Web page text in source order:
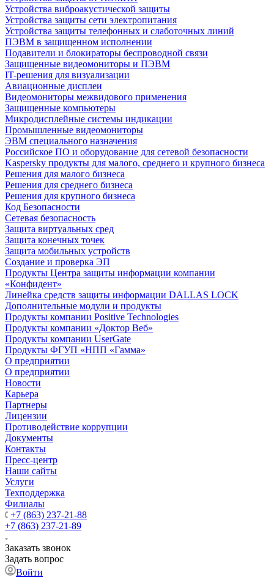
Устройства виброакустической защиты
Устройства защиты сети электропитания
Устройства защиты телефонных и слаботочных линий
ПЭВМ в защищенном исполнении
Подавители и блокираторы беспроводной связи
Защищенные видеомониторы и ПЭВМ
IT-решения для визуализации
Авиационные дисплеи
Видеомониторы межвидового применения
Защищенные компьютеры
Микродисплейные системы индикации
Промышленные видеомониторы
ЭВМ специального назначения
Российское ПО и оборудование для сетевой безопасности
Kaspersky продукты для малого, среднего и крупного бизнеса
Решения для малого бизнеса
Решения для среднего бизнеса
Решения для крупного бизнеса
Код Безопасности
Сетевая безопасность
Защита виртуальных сред
Защита конечных точек
Защита мобильных устройств
Создание и проверка ЭП
Продукты Центра защиты информации компании
«Конфидент»
Линейка средств защиты информации DALLAS LOCK
Дополнительные модули и продукты
Продукты компании Positive Technologies
Продукты компании «Доктор Веб»
Продукты компании UserGate
Продукты ФГУП «НПП «Гамма»
О предприятии
О предприятии
Новости
Карьера
Партнеры
Лицензии
Противодействие коррупции
Документы
Контакты
Пресс-центр
Наши сайты
Услуги
Техподдержка
Филиалы
+7 (863) 237-21-88
+7 (863) 237-21-89
Заказать звонок
Задать вопрос
Войти